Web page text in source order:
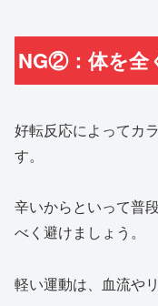
NG②：体を全
好転反応によってカ
す。
辛いからといって普
べく避けましょう。
軽い運動は、血流や